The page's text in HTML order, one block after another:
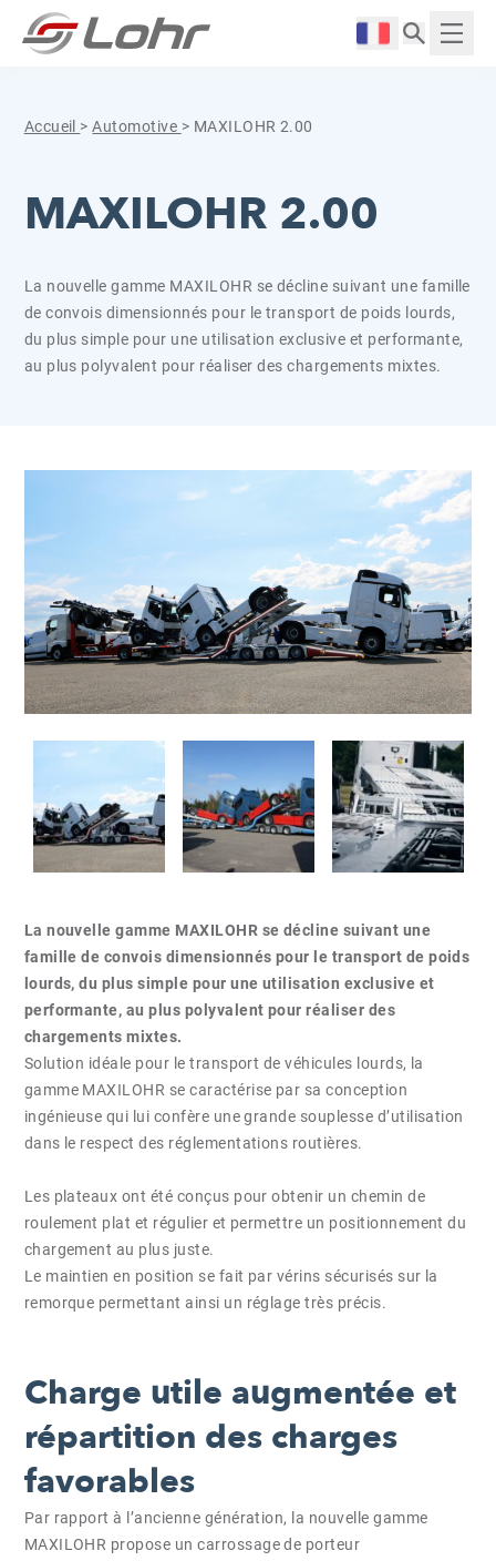
Aller directement au contenu
Langue :
Accueil >Automotive > MAXILOHR 2.00
MAXILOHR 2.00
La nouvelle gamme MAXILOHR se décline suivant une famille
de convois dimensionnés pour le transport de poids lourds,
du plus simple pour une utilisation exclusive et performante,
au plus polyvalent pour réaliser des chargements mixtes.
La nouvelle gamme MAXILOHR se décline suivant une
famille de convois dimensionnés pour le transport de poids
lourds, du plus simple pour une utilisation exclusive et
performante, au plus polyvalent pour réaliser des
chargements mixtes.
Solution idéale pour le transport de véhicules lourds, la
gamme MAXILOHR se caractérise par sa conception
ingénieuse qui lui confère une grande souplesse d’utilisation
dans le respect des réglementations routières.
Les plateaux ont été conçus pour obtenir un chemin de
roulement plat et régulier et permettre un positionnement du
chargement au plus juste.
Le maintien en position se fait par vérins sécurisés sur la
remorque permettant ainsi un réglage très précis.
Charge utile augmentée et
répartition des charges
favorables
Par rapport à l’ancienne génération, la nouvelle gamme
MAXILOHR propose un carrossage de porteur
Panneau de gestion des cookies